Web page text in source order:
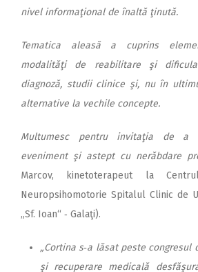
nivel informaţional de înaltă ţinută.
Tematica aleasă a cuprins
modalităţi de reabilitare şi
diagnoză, studii clinice şi, nu în
alternative la vechile concepte.
Multumesc pentru invitaţia de a
eveniment şi astept cu nerăbdare
Marcov, kinetoterapeut la
Neuropsihomotorie Spitalul Clinic de
„Sf. Ioan“ ‑ Galaţi).
„Cortina s‑a lăsat peste congresul
şi recuperare medicală